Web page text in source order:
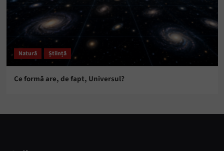
Natură Știință
Ce formă are, de fapt, Universul?